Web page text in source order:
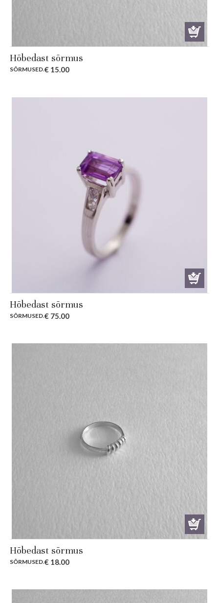
Hõbedast sõrmus
SÕRMUSED.€ 15.00
Hõbedast sõrmus
SÕRMUSED.€ 75.00
Hõbedast sõrmus
SÕRMUSED.€ 18.00